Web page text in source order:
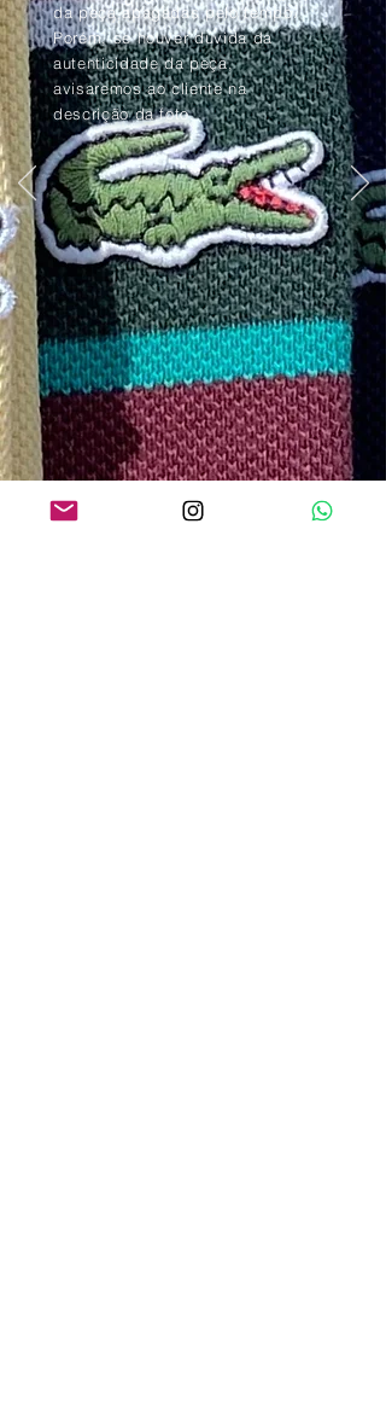
da peça apagadas pelo tempo.
Porém, se houver dúvida da
autenticidade da peça,
avisaremos ao cliente na
descrição da foto.